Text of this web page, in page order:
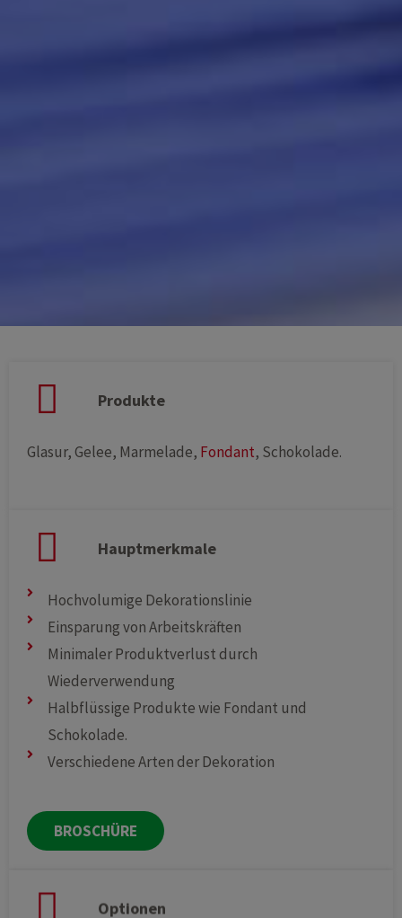
Produkte
Glasur, Gelee, Marmelade, Fondant, Schokolade.
Hauptmerkmale
Hochvolumige Dekorationslinie
Einsparung von Arbeitskräften
Minimaler Produktverlust durch
Wiederverwendung
Halbflüssige Produkte wie Fondant und
Schokolade.
Verschiedene Arten der Dekoration
BROSCHÜRE
Optionen